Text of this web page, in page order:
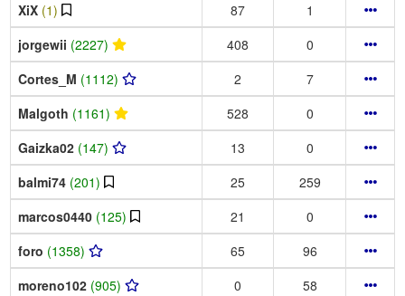
XiX (1) 87
1
jorgewii (2227) 408
0
Cortes_M (1112) 2
7
Malgoth (1161) 528
0
Gaizka02 (147) 13
0
balmi74 (201) 25
259
marcos0440 (125) 21
0
foro (1358) 65
96
moreno102 (905) 0
58